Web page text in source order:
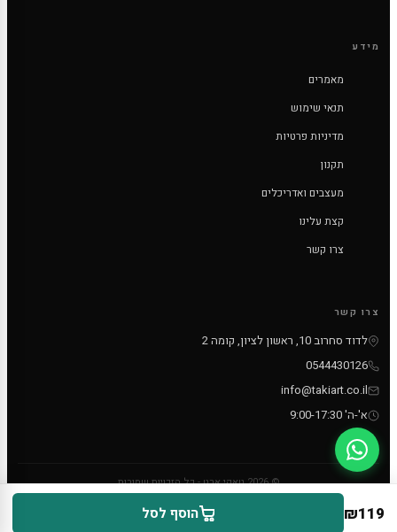
₪119 הוסף לסל
מידע
מאמרים
תנאי שימוש
מדיניות פרטיות
תקנון
מעצבים ואדריכלים
קצת עלינו
צרו קשר
צרו קשר
לדוד סחרוב 10, ראשון לציון, קומה 2
0544430126
info@takiart.co.il
א'-ה' 9:00-17:30
© 2026 טאקי ארט - כל הזכויות שמורות